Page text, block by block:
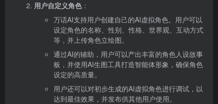
用户自定义角色：
万话AI支持用户创建自己的AI虚拟角色。用户可以
设定角色的名称、性别、性格、世界观、互动方式
等，并上传角色立绘图。
通过AI的辅助，用户可以产出丰富的角色人设故事
板，并使用AI生图工具打造智能体形象，确保角色
设定的高质量。
用户还可以对初步生成的AI虚拟角色进行调试，以
达到最佳效果，并发布供其他用户使用。